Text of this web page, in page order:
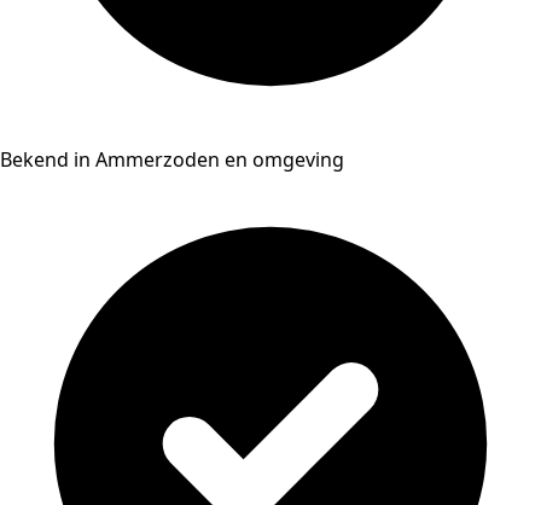
Bekend in Ammerzoden en omgeving